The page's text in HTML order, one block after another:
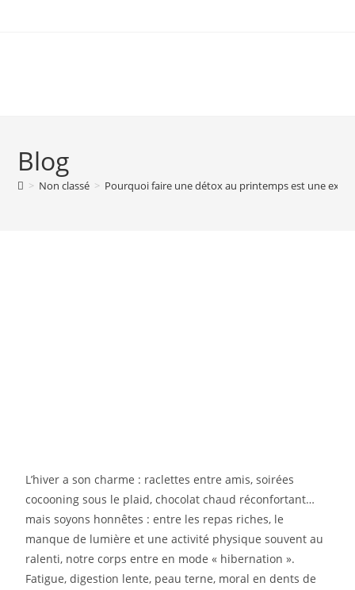
Blog
> Non classé > Pourquoi faire une détox au printemps est une
L’hiver a son charme : raclettes entre amis, soirées
cocooning sous le plaid, chocolat chaud réconfortant…
mais soyons honnêtes : entre les repas riches, le
manque de lumière et une activité physique souvent au
ralenti, notre corps entre en mode « hibernation ».
Fatigue, digestion lente, peau terne, moral en dents de